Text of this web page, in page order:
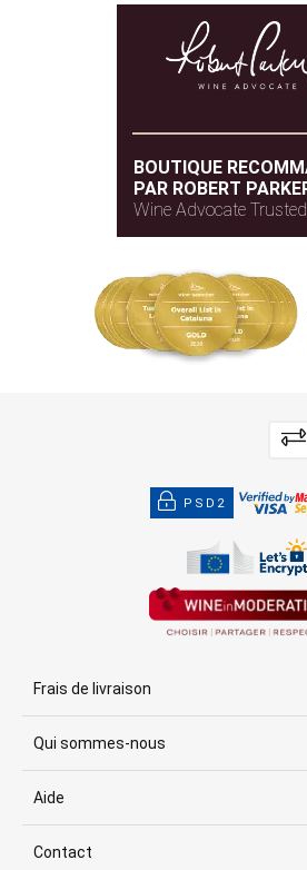
BOUTIQUE
PAR ROBERT
Wine Advocate
PSD2
Frais de livraison
Qui sommes-nous
Aide
Contact